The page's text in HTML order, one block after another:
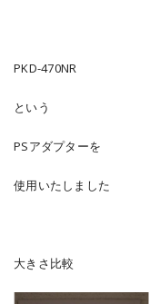
PKD-470NR
という
PSアダプターを
使用いたしました
大きさ比較